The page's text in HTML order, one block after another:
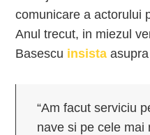
comunicare a actorului
Anul trecut, in miezul
Basescu insista
“Am facut serviciu
nave si pe cele mai